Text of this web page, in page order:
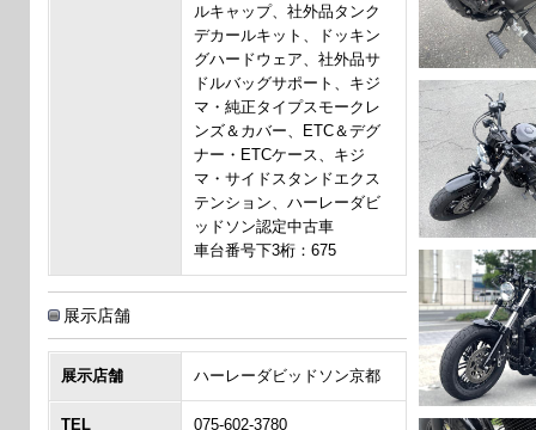
ルキャップ、社外品タンク
デカールキット、ドッキン
グハードウェア、社外品サ
ドルバッグサポート、キジ
マ・純正タイプスモークレ
ンズ＆カバー、ETC＆デグ
ナー・ETCケース、キジ
マ・サイドスタンドエクス
テンション、ハーレーダビ
ッドソン認定中古車
車台番号下3桁：675
展示店舗
展示店舗 ハーレーダビッドソン京都
TEL 075-602-3780